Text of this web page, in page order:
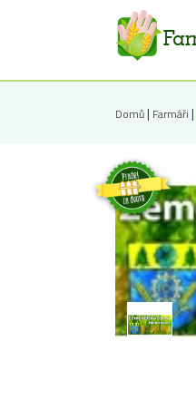
Domů| Farmáři |